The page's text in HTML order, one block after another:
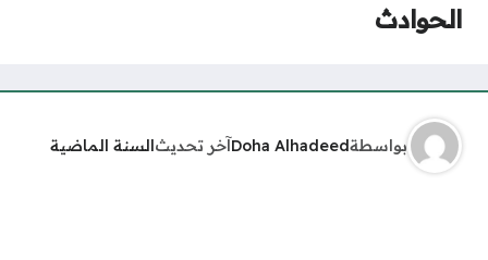
الحوادث
بواسطةDoha Alhadeedآخر تحديثالسنة الماضية